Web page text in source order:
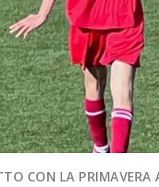
CON LA PRIMAVERA